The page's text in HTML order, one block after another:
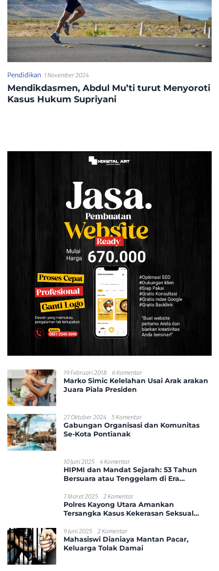
Pendidikan 1 November 2024
Mendikdasmen, Abdul Mu’ti turut Menyoroti
Kasus Hukum Supriyani
19 Februari 2018 6 Komentar
Marko Simic Kelelahan Usai Arak arakan
Juara Piala Presiden
27 Oktober 2024 5 Komentar
Gabungan Organisasi dan Komunitas
Se-Kota Pontianak
10 Juni 2025 4 Komentar
HIPMI dan Mandat Sejarah: 53 Tahun
Bersuara atau Tenggelam di Era
7 Maret 2025 2 Komentar
Polres Kayong Utara Amankan
Tersangka Kasus Kekerasan Seksual
9 Juni 2025 2 Komentar
Mahasiswi Dianiaya Mantan Pacar,
Keluarga Tolak Damai